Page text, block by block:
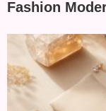
Fashion